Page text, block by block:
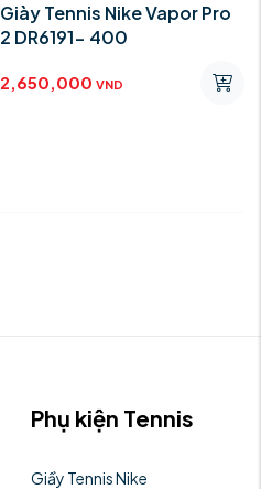
Giày Tennis Nike Vapor Pro
2 DR6191- 400
2,650,000 VND
Phụ kiện Tennis
Giầy Tennis Nike